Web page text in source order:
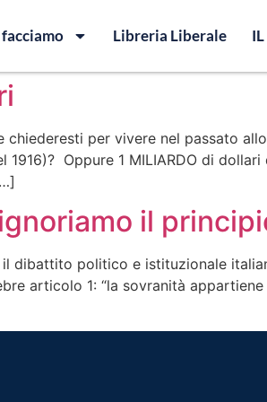
facciamo Libreria Liberale
chiederesti per vivere nel passato
1916)? Oppure 1 MILIARDO di
il
il dibattito politico e istituzionale
articolo 1: “la sovranità